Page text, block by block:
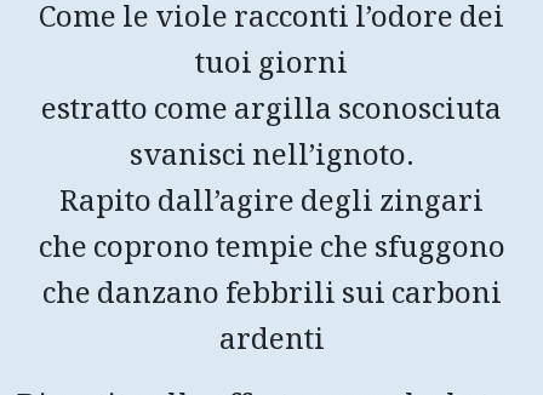
Come le viole racconti l’odore dei
tuoi giorni
estratto come argilla sconosciuta
svanisci nell’ignoto.
Rapito dall’agire degli zingari
che coprono tempie che sfuggono
che danzano febbrili sui carboni
ardenti